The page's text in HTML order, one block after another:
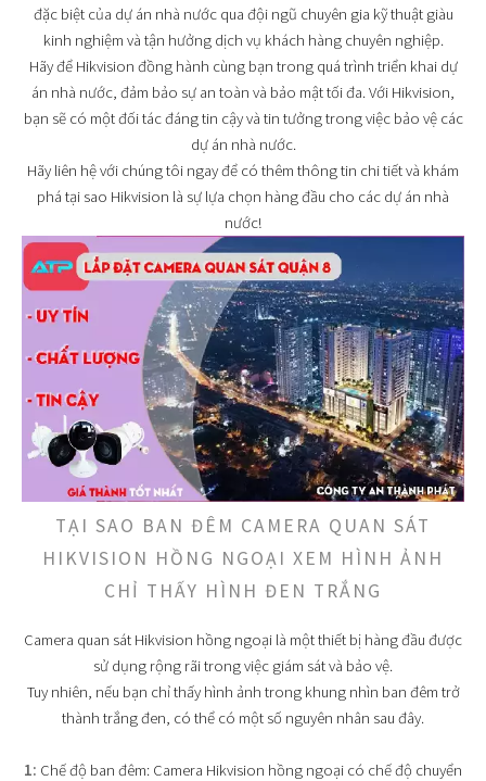
đặc biệt của dự án nhà nước qua đội ngũ chuyên gia kỹ thuật giàu
kinh nghiệm và tận hưởng dịch vụ khách hàng chuyên nghiệp.
Hãy để Hikvision đồng hành cùng bạn trong quá trình triển khai dự
án nhà nước, đảm bảo sự an toàn và bảo mật tối đa. Với Hikvision,
bạn sẽ có một đối tác đáng tin cậy và tin tưởng trong việc bảo vệ các
dự án nhà nước.
Hãy liên hệ với chúng tôi ngay để có thêm thông tin chi tiết và khám
phá tại sao Hikvision là sự lựa chọn hàng đầu cho các dự án nhà
nước!
TẠI SAO BAN ĐÊM CAMERA QUAN SÁT
HIKVISION HỒNG NGOẠI XEM HÌNH ẢNH
CHỈ THẤY HÌNH ĐEN TRẮNG
Camera quan sát Hikvision hồng ngoại là một thiết bị hàng đầu được
sử dụng rộng rãi trong việc giám sát và bảo vệ.
Tuy nhiên, nếu bạn chỉ thấy hình ảnh trong khung nhìn ban đêm trở
thành trắng đen, có thể có một số nguyên nhân sau đây.
1: Chế độ ban đêm: Camera Hikvision hồng ngoại có chế độ chuyển